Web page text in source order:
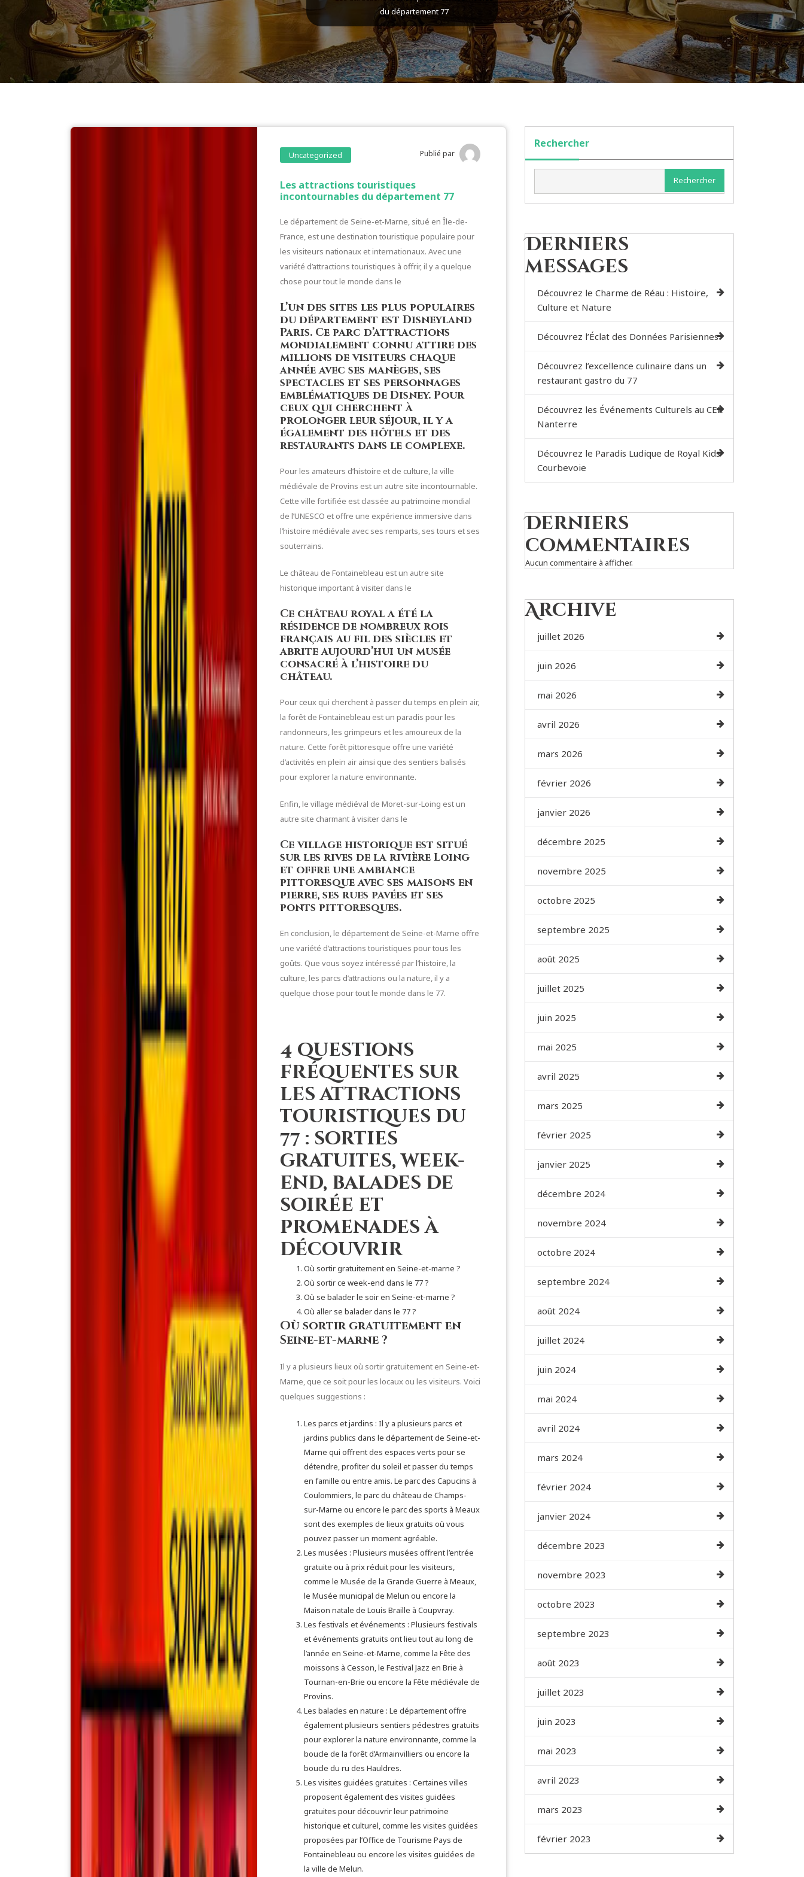
du département 77
Uncategorized Publié par
Les attractions touristiques
incontournables du département 77
Le département de Seine-et-Marne, situé en Île-de-
France, est une destination touristique populaire pour
les visiteurs nationaux et internationaux. Avec une
variété d’attractions touristiques à offrir, il y a quelque
chose pour tout le monde dans le
L’un des sites les plus populaires
du département est Disneyland
Paris. Ce parc d’attractions
mondialement connu attire des
millions de visiteurs chaque
année avec ses manèges, ses
spectacles et ses personnages
emblématiques de Disney. Pour
ceux qui cherchent à
prolonger leur séjour, il y a
également des hôtels et des
restaurants dans le complexe.
Pour les amateurs d’histoire et de culture, la ville
médiévale de Provins est un autre site incontournable.
Cette ville fortifiée est classée au patrimoine mondial
de l’UNESCO et offre une expérience immersive dans
l’histoire médiévale avec ses remparts, ses tours et ses
souterrains.
Le château de Fontainebleau est un autre site
historique important à visiter dans le
Ce château royal a été la
résidence de nombreux rois
français au fil des siècles et
abrite aujourd’hui un musée
consacré à l’histoire du
château.
Pour ceux qui cherchent à passer du temps en plein air,
la forêt de Fontainebleau est un paradis pour les
randonneurs, les grimpeurs et les amoureux de la
nature. Cette forêt pittoresque offre une variété
d’activités en plein air ainsi que des sentiers balisés
pour explorer la nature environnante.
Enfin, le village médiéval de Moret-sur-Loing est un
autre site charmant à visiter dans le
Ce village historique est situé
sur les rives de la rivière Loing
et offre une ambiance
pittoresque avec ses maisons en
pierre, ses rues pavées et ses
ponts pittoresques.
En conclusion, le département de Seine-et-Marne offre
une variété d’attractions touristiques pour tous les
goûts. Que vous soyez intéressé par l’histoire, la
culture, les parcs d’attractions ou la nature, il y a
quelque chose pour tout le monde dans le 77.
4 questions
fréquentes sur
les attractions
touristiques du
77 : sorties
gratuites, week-
end, balades de
soirée et
promenades à
découvrir
Où sortir gratuitement en Seine-et-marne ?
Où sortir ce week-end dans le 77 ?
Où se balader le soir en Seine-et-marne ?
Où aller se balader dans le 77 ?
Où sortir gratuitement en
Seine-et-marne ?
Il y a plusieurs lieux où sortir gratuitement en Seine-et-
Marne, que ce soit pour les locaux ou les visiteurs. Voici
quelques suggestions :
Les parcs et jardins : Il y a plusieurs parcs et
jardins publics dans le département de Seine-et-
Marne qui offrent des espaces verts pour se
détendre, profiter du soleil et passer du temps
en famille ou entre amis. Le parc des Capucins à
Coulommiers, le parc du château de Champs-
sur-Marne ou encore le parc des sports à Meaux
sont des exemples de lieux gratuits où vous
pouvez passer un moment agréable.
Les musées : Plusieurs musées offrent l’entrée
gratuite ou à prix réduit pour les visiteurs,
comme le Musée de la Grande Guerre à Meaux,
le Musée municipal de Melun ou encore la
Maison natale de Louis Braille à Coupvray.
Les festivals et événements : Plusieurs festivals
et événements gratuits ont lieu tout au long de
l’année en Seine-et-Marne, comme la Fête des
moissons à Cesson, le Festival Jazz en Brie à
Tournan-en-Brie ou encore la Fête médiévale de
Provins.
Les balades en nature : Le département offre
également plusieurs sentiers pédestres gratuits
pour explorer la nature environnante, comme la
boucle de la forêt d’Armainvilliers ou encore la
boucle du ru des Hauldres.
Les visites guidées gratuites : Certaines villes
proposent également des visites guidées
gratuites pour découvrir leur patrimoine
historique et culturel, comme les visites guidées
proposées par l’Office de Tourisme Pays de
Fontainebleau ou encore les visites guidées de
la ville de Melun.
Rechercher
Rechercher
Derniers
messages
Découvrez le Charme de Réau : Histoire,
Culture et Nature
Découvrez l’Éclat des Données Parisiennes
Découvrez l’excellence culinaire dans un
restaurant gastro du 77
Découvrez les Événements Culturels au CER
Nanterre
Découvrez le Paradis Ludique de Royal Kids
Courbevoie
Derniers
commentaires
Aucun commentaire à afficher.
Archive
juillet 2026
juin 2026
mai 2026
avril 2026
mars 2026
février 2026
janvier 2026
décembre 2025
novembre 2025
octobre 2025
septembre 2025
août 2025
juillet 2025
juin 2025
mai 2025
avril 2025
mars 2025
février 2025
janvier 2025
décembre 2024
novembre 2024
octobre 2024
septembre 2024
août 2024
juillet 2024
juin 2024
mai 2024
avril 2024
mars 2024
février 2024
janvier 2024
décembre 2023
novembre 2023
octobre 2023
septembre 2023
août 2023
juillet 2023
juin 2023
mai 2023
avril 2023
mars 2023
février 2023